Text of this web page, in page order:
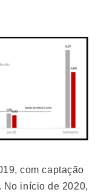
com captação
No início de 2020,